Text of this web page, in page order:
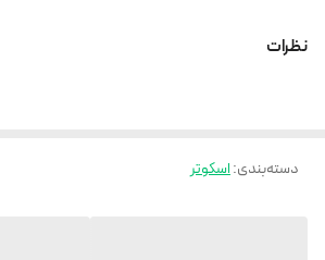
رخ های بدون صدا فرمان پذیری بسیار عالی مناسب
نظرات
دسته‌بندی:اسکوتر